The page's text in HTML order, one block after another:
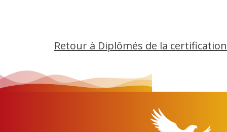
Retour à Diplômés de la certification